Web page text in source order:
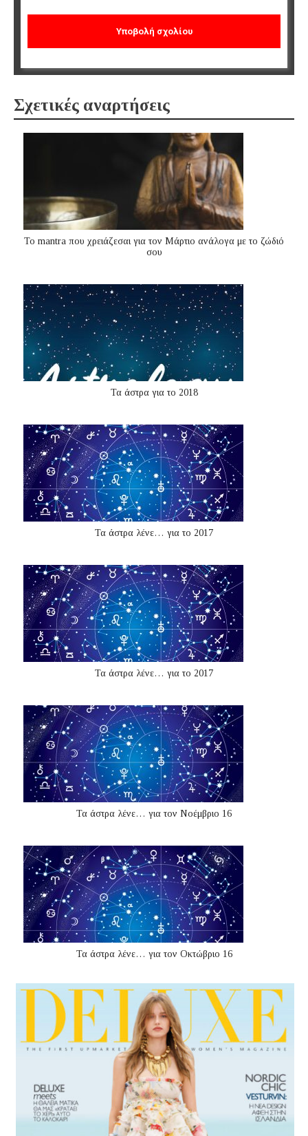
Σχετικές αναρτήσεις
Το mantra που χρειάζεσαι για τον Μάρτιο ανάλογα με το ζώδιό
σου
Τα άστρα για το 2018
Τα άστρα λένε… για το 2017
Τα άστρα λένε… για το 2017
Τα άστρα λένε… για τον Νοέμβριο 16
Τα άστρα λένε… για τον Οκτώβριο 16